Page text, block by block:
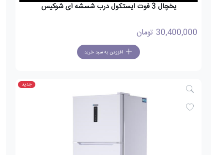
یخچال 3 فوت ایستکول درب شسشه ای شوکیس
30,400,000 تومان
افزودن به سبد خرید
جدید